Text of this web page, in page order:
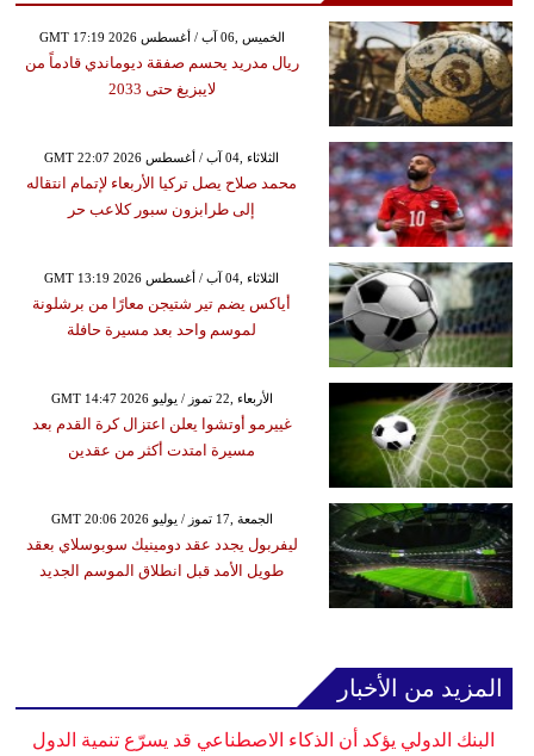
GMT 17:19 2026 الخميس ,06 آب / أغسطس
ريال مدريد يحسم صفقة ديوماندي قادماً من
لايبزيغ حتى 2033
GMT 22:07 2026 الثلاثاء ,04 آب / أغسطس
محمد صلاح يصل تركيا الأربعاء لإتمام انتقاله
إلى طرابزون سبور كلاعب حر
GMT 13:19 2026 الثلاثاء ,04 آب / أغسطس
أياكس يضم تير شتيجن معارًا من برشلونة
لموسم واحد بعد مسيرة حافلة
GMT 14:47 2026 الأربعاء ,22 تموز / يوليو
غييرمو أوتشوا يعلن اعتزال كرة القدم بعد
مسيرة امتدت أكثر من عقدين
GMT 20:06 2026 الجمعة ,17 تموز / يوليو
ليفربول يجدد عقد دومينيك سوبوسلاي بعقد
طويل الأمد قبل انطلاق الموسم الجديد
المزيد من الأخبار
البنك الدولي يؤكد أن الذكاء الاصطناعي قد يسرّع تنمية الدول